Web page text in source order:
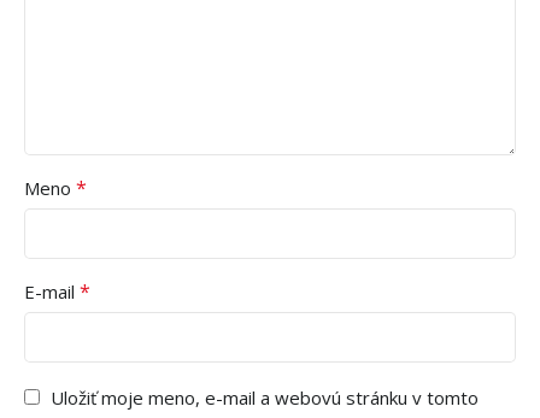
Meno *
E-mail *
Uložiť moje meno, e-mail a webovú stránku v tomto